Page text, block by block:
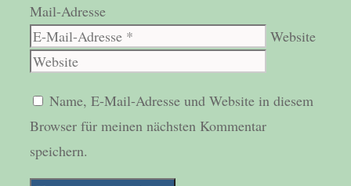
Mail-Adresse
Website
Name, E-Mail-Adresse und Website in diesem
Browser für meinen nächsten Kommentar
speichern.